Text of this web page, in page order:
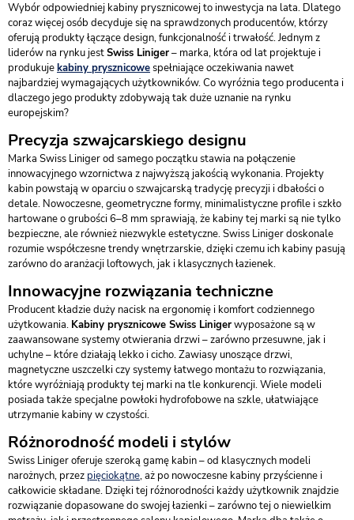
Wybór odpowiedniej kabiny prysznicowej to inwestycja na lata. Dlatego
coraz więcej osób decyduje się na sprawdzonych producentów, którzy
oferują produkty łączące design, funkcjonalność i trwałość. Jednym z
liderów na rynku jestSwiss Liniger– marka, która od lat projektuje i
produkujekabiny prysznicowespełniające oczekiwania nawet
najbardziej wymagających użytkowników. Co wyróżnia tego producenta i
dlaczego jego produkty zdobywają tak duże uznanie na rynku
europejskim?
Precyzja szwajcarskiego designu
Marka Swiss Liniger od samego początku stawia na połączenie
innowacyjnego wzornictwa z najwyższą jakością wykonania. Projekty
kabin powstają w oparciu o szwajcarską tradycję precyzji i dbałości o
detale. Nowoczesne, geometryczne formy, minimalistyczne profile i szkło
hartowane o grubości 6–8 mm sprawiają, że kabiny tej marki są nie tylko
bezpieczne, ale również niezwykle estetyczne. Swiss Liniger doskonale
rozumie współczesne trendy wnętrzarskie, dzięki czemu ich kabiny pasują
zarówno do aranżacji loftowych, jak i klasycznych łazienek.
Innowacyjne rozwiązania techniczne
Producent kładzie duży nacisk na ergonomię i komfort codziennego
użytkowania. Kabiny prysznicowe Swiss Linigerwyposażone są w
zaawansowane systemy otwierania drzwi – zarówno przesuwne, jak i
uchylne – które działają lekko i cicho. Zawiasy unoszące drzwi,
magnetyczne uszczelki czy systemy łatwego montażu to rozwiązania,
które wyróżniają produkty tej marki na tle konkurencji. Wiele modeli
posiada także specjalne powłoki hydrofobowe na szkle, ułatwiające
utrzymanie kabiny w czystości.
Różnorodność modeli i stylów
Swiss Liniger oferuje szeroką gamę kabin – od klasycznych modeli
narożnych, przez pięciokątne, aż po nowoczesne kabiny przyścienne i
całkowicie składane. Dzięki tej różnorodności każdy użytkownik znajdzie
rozwiązanie dopasowane do swojej łazienki – zarówno tej o niewielkim